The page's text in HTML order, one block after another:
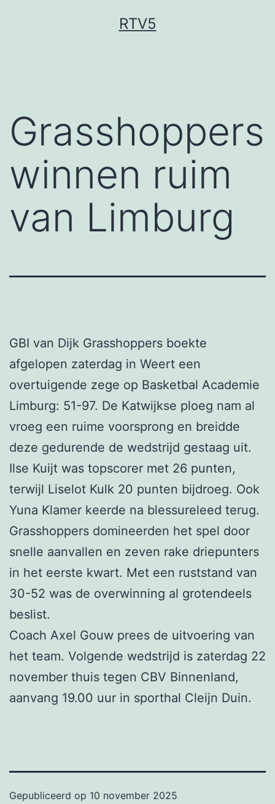
RTV5
Grasshoppers
winnen ruim
van Limburg
GBI van Dijk Grasshoppers boekte
afgelopen zaterdag in Weert een
overtuigende zege op Basketbal Academie
Limburg: 51-97. De Katwijkse ploeg nam al
vroeg een ruime voorsprong en breidde
deze gedurende de wedstrijd gestaag uit.
Ilse Kuijt was topscorer met 26 punten,
terwijl Liselot Kulk 20 punten bijdroeg. Ook
Yuna Klamer keerde na blessureleed terug.
Grasshoppers domineerden het spel door
snelle aanvallen en zeven rake driepunters
in het eerste kwart. Met een ruststand van
30-52 was de overwinning al grotendeels
beslist.
Coach Axel Gouw prees de uitvoering van
het team. Volgende wedstrijd is zaterdag 22
november thuis tegen CBV Binnenland,
aanvang 19.00 uur in sporthal Cleijn Duin.
Gepubliceerd op 10 november 2025